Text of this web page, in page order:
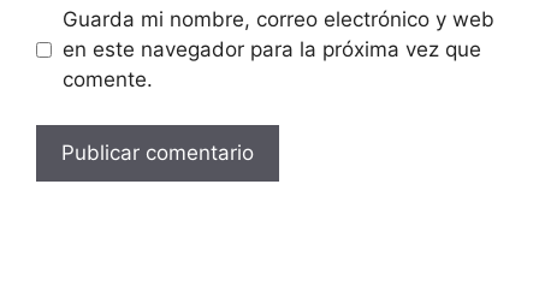
Guarda mi nombre, correo electrónico y web
en este navegador para la próxima vez que
comente.